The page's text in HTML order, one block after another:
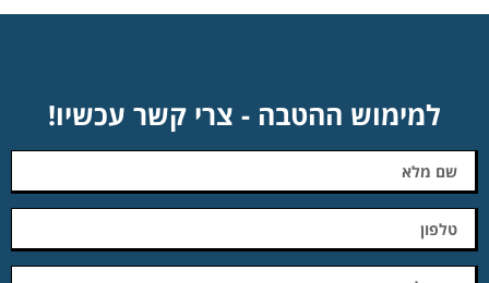
למימוש ההטבה - צרי קשר עכשיו!